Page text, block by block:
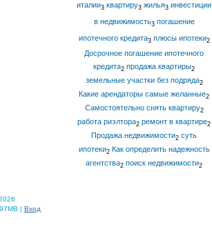
италии3 квартиру3 жилья3 инвестиции
в недвижимость3 погашение
ипотечного кредита3 плюсы ипотеки2
Досрочное погашение ипотечного
кредита2 продажа квартиры2
земельные участки без подряда2
Какие арендаторы самые желанные2
Самостоятельно снять квартиру2
работа риэлтора2 ремонт в квартире2
Продажа недвижимости2 суть
ипотеки2 Как определить надежность
агентства2 поиск недвижимости2
| Вход